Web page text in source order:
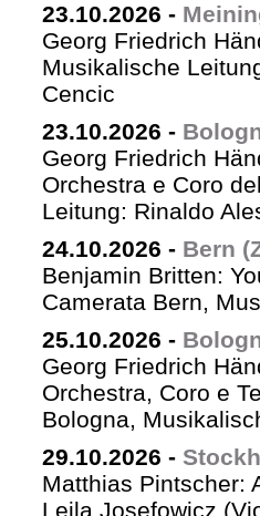
23.10.2026 -
Georg Friedrich
Musikalische
Cencic
23.10.2026 -
Georg Friedrich
Orchestra e Coro
Leitung: Rinaldo
24.10.2026 - Bern
Benjamin Britten:
Camerata Bern,
25.10.2026 -
Georg Friedrich
Orchestra, Coro e
Bologna,
29.10.2026 -
Matthias Pintscher:
Leila Josefowicz